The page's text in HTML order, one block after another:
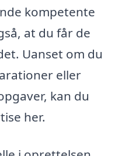
kompetente
at du får de
Uanset om du
eller
kan du
her.